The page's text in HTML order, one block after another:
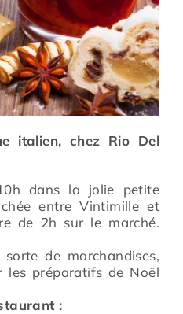
italien, chez Rio Del
dans la jolie petite
entre Vintimille et
de 2h sur le marché.
de marchandises,
les préparatifs de Noël
: